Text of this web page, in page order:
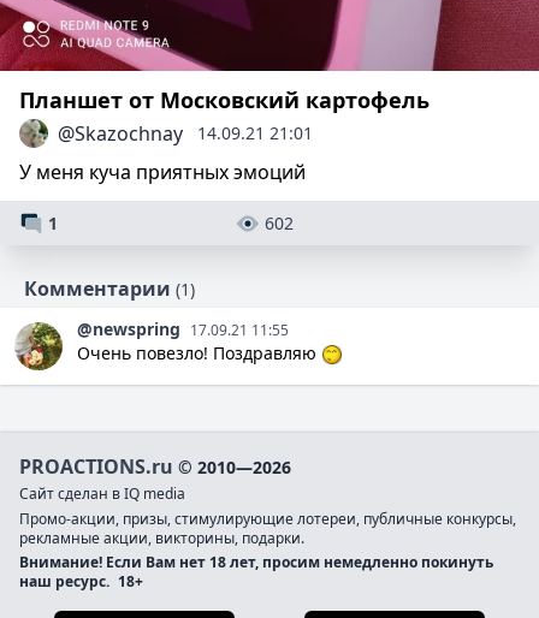
Планшет от Московский картофель
@Skazochnay 14.09.21 21:01
У меня куча приятных эмоций
1 602
Комментарии (1)
@newspring 17.09.21 11:55
Очень повезло! Поздравляю
PROACTIONS.ru © 2010—2026
Сайт сделан в IQ media
Промо-акции, призы, стимулирующие лотереи, публичные конкурсы,
рекламные акции, викторины, подарки.
Внимание! Если Вам нет 18 лет, просим немедленно покинуть
наш ресурс. 18+